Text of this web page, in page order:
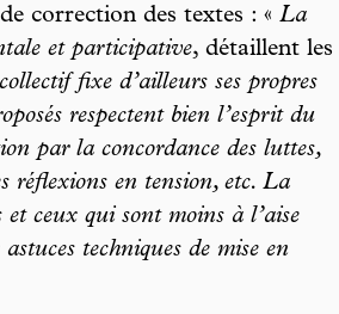
correction des textes : « La
et participative, détaillent les
fixe d’ailleurs ses propres
respectent bien l’esprit du
par la concordance des luttes,
réflexions en tension, etc. La
ceux qui sont moins à l’aise
techniques de mise en